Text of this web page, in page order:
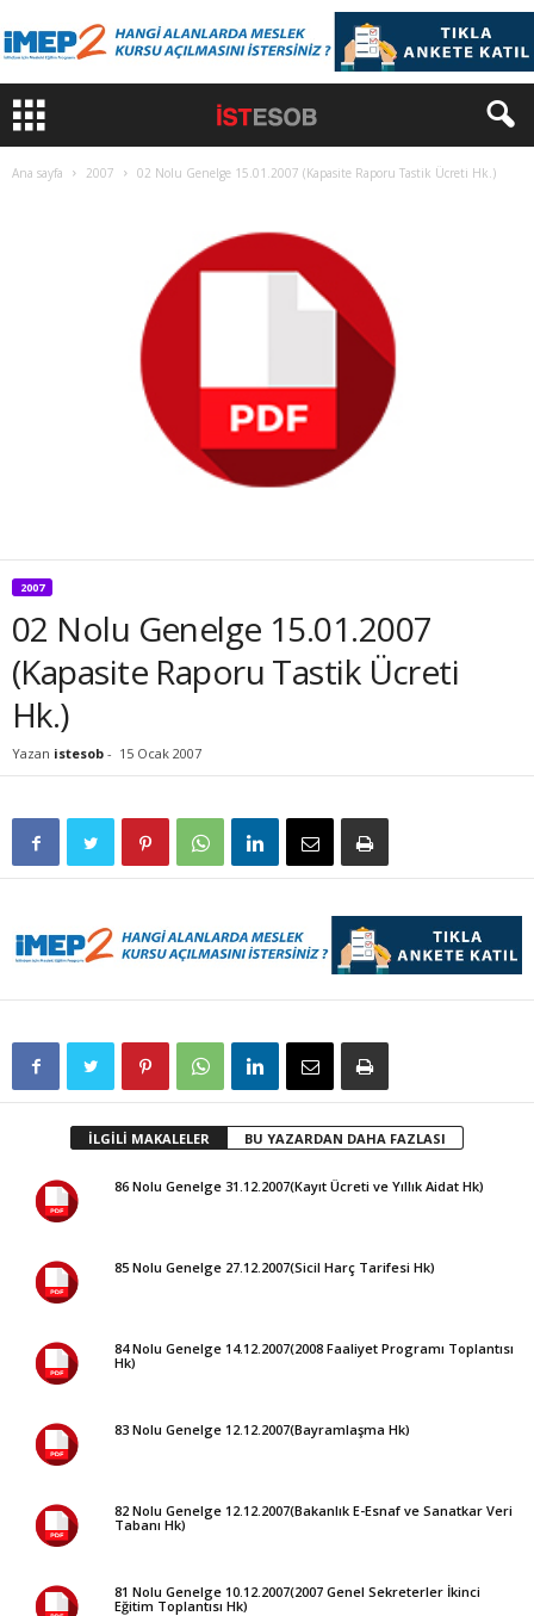
Ana sayfa 2007 02 Nolu Genelge 15.01.2007 (Kapasite Raporu Tastik Ücreti Hk.)
2007
02 Nolu Genelge 15.01.2007
(Kapasite Raporu Tastik Ücreti
Hk.)
Yazan istesob - 15 Ocak 2007
İLGİLİ MAKALELER BU YAZARDAN DAHA FAZLASI
86 Nolu Genelge 31.12.2007(Kayıt Ücreti ve Yıllık Aidat Hk)
85 Nolu Genelge 27.12.2007(Sicil Harç Tarifesi Hk)
84 Nolu Genelge 14.12.2007(2008 Faaliyet Programı Toplantısı
Hk)
83 Nolu Genelge 12.12.2007(Bayramlaşma Hk)
82 Nolu Genelge 12.12.2007(Bakanlık E-Esnaf ve Sanatkar Veri
Tabanı Hk)
81 Nolu Genelge 10.12.2007(2007 Genel Sekreterler İkinci
Eğitim Toplantısı Hk)